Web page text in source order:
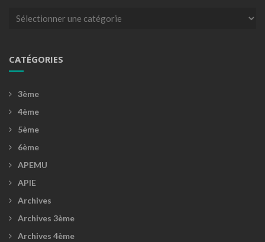
Catégories
CATÉGORIES
3ème
4ème
5ème
6ème
APEMU
APIE
Archives
Archives 3ème
Archives 4ème